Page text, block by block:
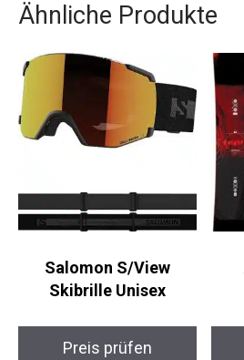
gespurte Pisten oder
Ähnliche Produkte
Salomon S/View